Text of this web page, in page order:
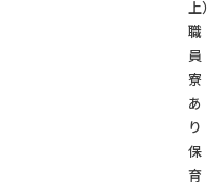
上）
職
員
寮
あ
り
保
育